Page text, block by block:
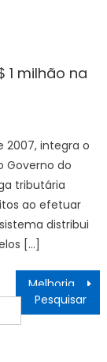
1 milhão na
2007, integra o
Governo do
tributária
ao efetuar
distribui
[…]